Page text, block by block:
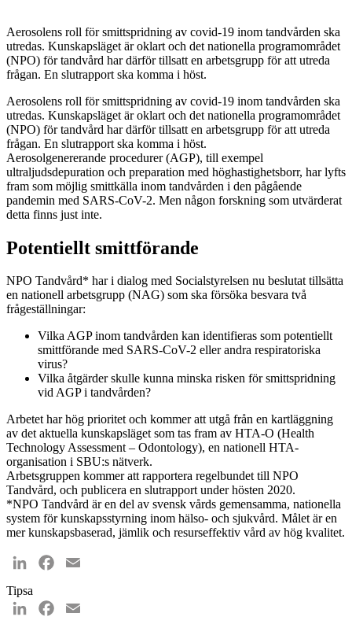
Aerosolens roll för smittspridning av covid-19 inom tandvården ska
utredas. Kunskapsläget är oklart och det nationella program­området
(NPO) för tandvård har därför tillsatt en arbetsgrupp för att utreda
frågan. En slutrapport ska komma i höst.
Aerosolens roll för smittspridning av covid-19 inom tandvården ska
utredas. Kunskapsläget är oklart och det nationella program­området
(NPO) för tandvård har därför tillsatt en arbetsgrupp för att utreda
frågan. En slutrapport ska komma i höst.
Aerosolgenererande procedurer (AGP), till exempel
ultraljudsdepuration och preparation med höghastighetsborr, har lyfts
fram som möjlig smittkälla inom tandvården i den pågående
pandemin med SARS-CoV-2. Men någon forskning som utvärderat
detta finns just inte.
Potentiellt smittförande
NPO Tandvård* har i dialog med Socialstyrelsen nu beslutat tillsätta
en nationell arbetsgrupp (NAG) som ska försöka besvara två
frågeställningar:
Vilka AGP inom tandvården kan identifieras som potentiellt
smittförande med SARS-CoV-2 eller andra respiratoriska
virus?
Vilka åtgärder skulle kunna minska risken för smittspridning
vid AGP i tandvården?
Arbetet har hög prioritet och kommer att utgå från en kartläggning
av det aktuella kunskapsläget som tas fram av HTA-O (Health
Technology Assessment – Odontology), en nationell HTA-
organisation i SBU:s nätverk.
Arbetsgruppen kommer att rapportera regelbundet till NPO
Tandvård, och publicera en slutrapport under hösten 2020.
*NPO Tandvård är en del av svensk vårds gemensamma, nationella
system för kunskapsstyrning inom hälso- och sjukvård. Målet är en
mer kunskapsbaserad, jämlik och resurseffektiv vård av hög kvalitet.
LinkedInFacebook
Tipsa
LinkedInFacebook